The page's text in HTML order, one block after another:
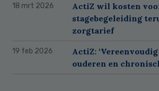
18 mrt 2026
ActiZ wil kosten
stagebegeleiding
zorgtarief
19 feb 2026
ActiZ:
ouderen en